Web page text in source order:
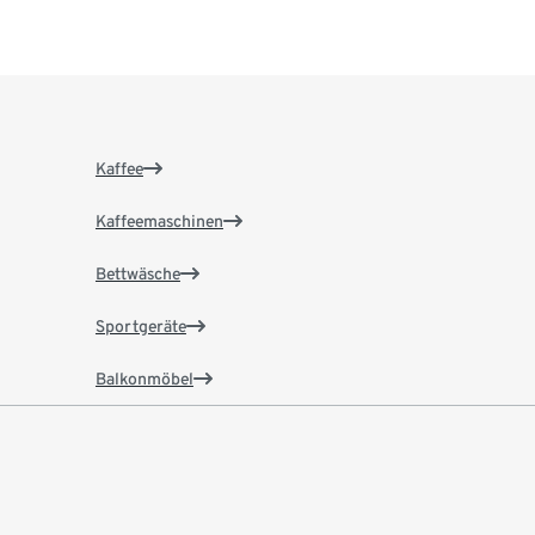
Kaffee
Kaffeemaschinen
Bettwäsche
Sportgeräte
Balkonmöbel